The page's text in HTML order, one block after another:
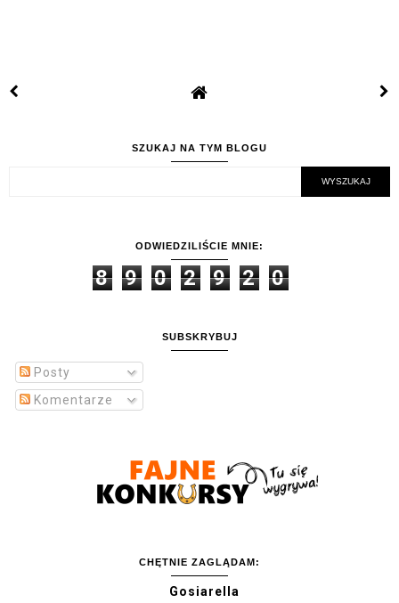
SZUKAJ NA TYM BLOGU
ODWIEDZILIŚCIE MNIE:
8 9 0 2 9 2 0
SUBSKRYBUJ
Posty
Komentarze
CHĘTNIE ZAGLĄDAM:
Gosiarella